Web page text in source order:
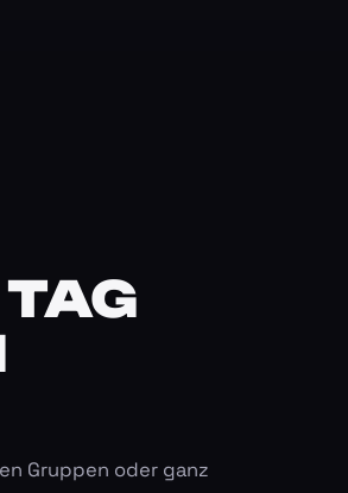
Gruppen oder ganz